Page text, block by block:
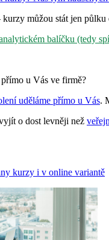
můžou stát jen půlku
balíčku (tedy
u Vás ve firmě?
uděláme přímo u Vás.
o dost levněji než
kurzy i v online variantě